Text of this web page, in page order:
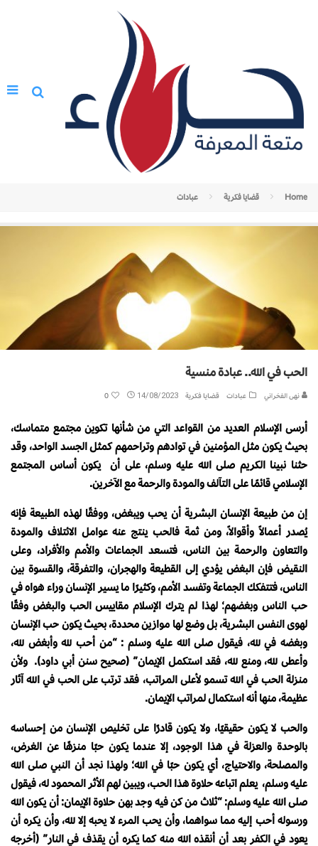
Home قضايا فكرية عبادات
الحب في الله.. عبادة منسية
نهى الفخراني عبادات قضايا فكرية 14/08/2023
0
أرسى الإسلام العديد من القواعد التي من شأنها تكوين مجتمع متماسك،
بحيث يكون مثل المؤمنين في توادهم وتراحمهم كمثل الجسد الواحد، وقد
حثنا نبينا الكريم صلى الله عليه وسلم، على أن يكون أساس المجتمع
الإسلامي قائمًا على التآلف والمودة والرحمة مع الآخرين.
إن من طبيعة الإنسان البشرية أن يحب ويبغض، ووفقًا لهذه الطبيعة فإنه
يُصدر أعمالاً وأقوالاً، ومن ثمة فالحب ينتج عنه عوامل الائتلاف والمودة
والتعاون والرحمة بين الناس، فتسعد الجماعات والأمم والأفراد، وعلى
النقيض فإن البغض يؤدي إلى القطيعة والهجران، والتفرقة، والقسوة بين
الناس، فتتفكك الجماعة وتفسد الأمم، وكثيرًا ما يسير الإنسان وراء هواه في
حب الناس وبغضهم؛ لهذا لم يترك الإسلام مقاييس الحب والبغض وفقًا
لهوى النفس البشرية، بل وضع لها موازين محددة، بحيث يكون حب الإنسان
وبغضه في لله، فيقول صلى الله عليه وسلم : “من أحب لله وأبغض لله،
وأعطى لله، ومنع لله، فقد استكمل الإيمان” (صحيح سنن أبي داود). ولأن
منزلة الحب في الله تسمو لأعلى المراتب، فقد ترتب على الحب في الله آثار
عظيمة، منها أنه استكمال لمراتب الإيمان.
والحب لا يكون حقيقيًا، ولا يكون قادرًا على تخليص الإنسان من إحساسه
بالوحدة والعزلة في هذا الوجود، إلا عندما يكون حبًا منزهًا عن الغرض،
والمصلحة، والاحتياج، أي يكون حبًا في الله؛ ولهذا نجد أن النبي صلى الله
عليه وسلم، يعلم اتباعه حلاوة هذا الحب، ويبين لهم الأثر المحمود له، فيقول
صلى الله عليه وسلم: “ثلاث من كن فيه وجد بهن حلاوة الإيمان: أن يكون الله
ورسوله أحب إليه مما سواهما، وأن يحب المرء لا يحبه إلا لله، وأن يكره أن
يعود في الكفر بعد أن أنقذه الله منه كما يكره أن يقذف في النار” (أخرجه